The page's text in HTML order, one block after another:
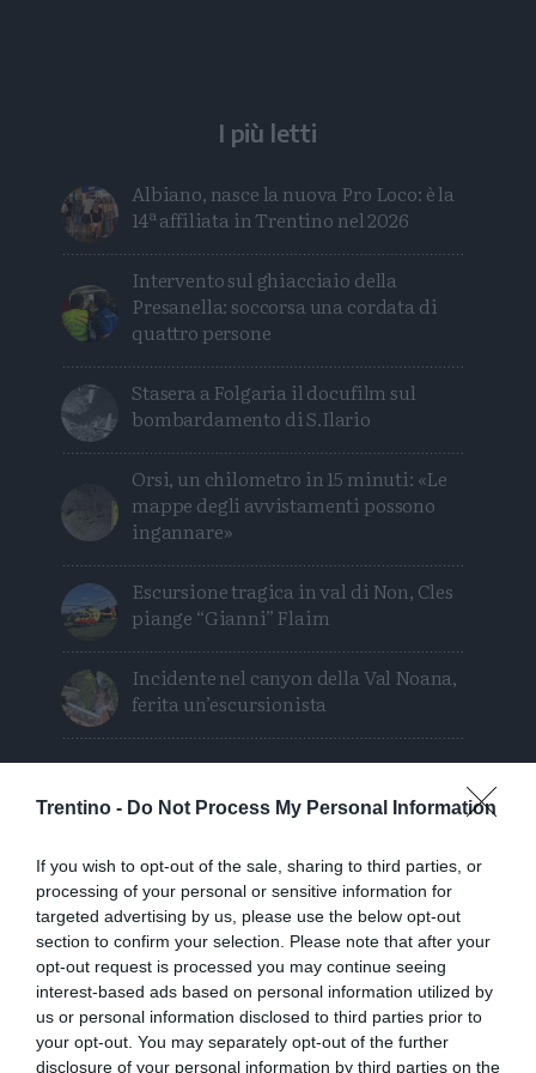
Trentino - Do Not Process My Personal Information
If you wish to opt-out of the sale, sharing to third parties, or
processing of your personal or sensitive information for
targeted advertising by us, please use the below opt-out
section to confirm your selection. Please note that after your
opt-out request is processed you may continue seeing
interest-based ads based on personal information utilized by
us or personal information disclosed to third parties prior to
your opt-out. You may separately opt-out of the further
disclosure of your personal information by third parties on the
I più letti
Albiano, nasce la nuova Pro Loco: è la
14ª affiliata in Trentino nel 2026
Intervento sul ghiacciaio della
Presanella: soccorsa una cordata di
quattro persone
Stasera a Folgaria il docufilm sul
bombardamento di S.Ilario
Orsi, un chilometro in 15 minuti: «Le
mappe degli avvistamenti possono
ingannare»
Escursione tragica in val di Non, Cles
piange “Gianni” Flaim
Incidente nel canyon della Val Noana,
ferita un’escursionista